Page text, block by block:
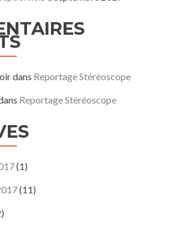
dans Reportage Stéréoscope
Reportage Stéréoscope
(1)
(11)